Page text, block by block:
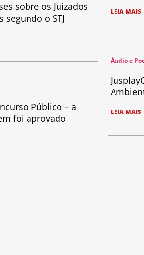
sobre os Juizados
segundo o STJ
Público – a
foi aprovado
LEIA MAIS
Áudio e
LEIA MAIS